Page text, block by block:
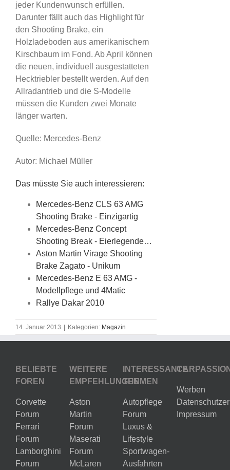
jeder Kundenwunsch erfüllen.
Darunter fällt auch das Highlight für
den Shooting Brake, ein
Holzladeboden aus amerikanischem
Kirschbaum im Fond. Ab April können
die neuen, individuell ausgestatteten
Hecktriebler bestellt werden. Auf den
Allradantrieb und die S-Modelle
müssen die Kunden zwei Monate
länger warten.
Quelle: Mercedes-Benz
Autor: Michael Müller
Das müsste Sie auch interessieren:
Mercedes-Benz CLS 63 AMG
Shooting Brake - Einzigartig
Mercedes-Benz Concept
Shooting Break - Eierlegende…
Aston Martin Virage Shooting
Brake Zagato - Unikum
Mercedes-Benz E 63 AMG -
Modellpflege und 4Matic
Rallye Dakar 2010
14. Januar 2013 Kategorien: Magazin
BELIEBTE
FOREN
Corvette
Forum
Ferrari
Forum
Lamborghini
Forum
WEITERE
EMPFEHLUNGEN
Aston
Martin
Forum
Maserati
Forum
McLaren
INTERESSANTE
THEMEN
Autopflege
Forum
Luxus &
Lifestyle
Sportwagen-
Ausfahrten
Werben
Impressum